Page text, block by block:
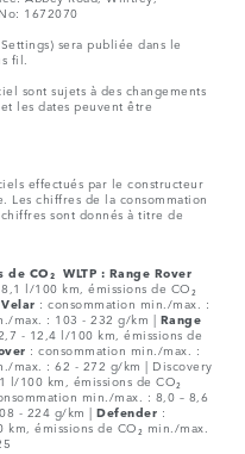
1672070
sera publiée dans le
fil.
sont sujets à des changements
les dates peuvent être
effectués par le constructeur
chiffres de la consommation
sont donnés à titre de
CO₂ WLTP : Range Rover
l/100 km, émissions de CO₂
: consommation min./max. :
max. : 103 - 232 g/km | Range
- 12,4 l/100 km, émissions de
: consommation min./max. :
max. : 62 - 272 g/km | Discovery
l/100 km, émissions de CO₂
min./max. : 8,0 – 8,6
- 224 g/km | Defender :
émissions de CO₂ min./max.